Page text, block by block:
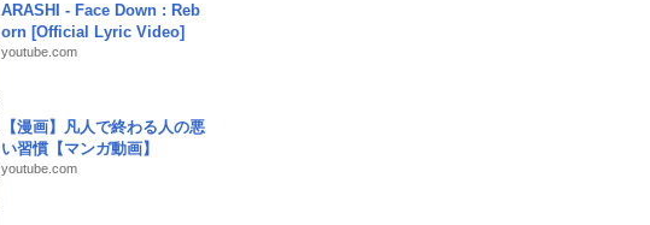
ARASHI - Face Down : Reb
orn [Official Lyric Video]
youtube.com
【漫画】凡人で終わる人の悪
い習慣【マンガ動画】
youtube.com